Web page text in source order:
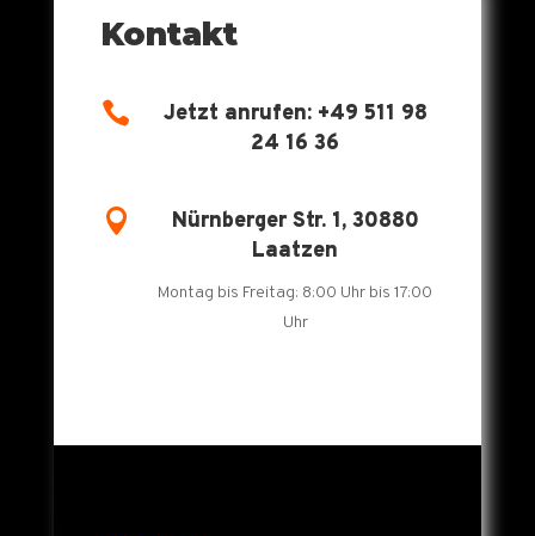
Kontakt

Jetzt anrufen: +49 511 98
24 16 36

Nürnberger Str. 1, 30880
Laatzen
Montag bis Freitag: 8:00 Uhr bis 17:00
Uhr